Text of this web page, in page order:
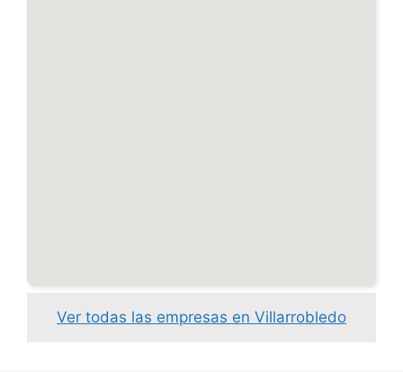
Ver todas las empresas en Villarrobledo